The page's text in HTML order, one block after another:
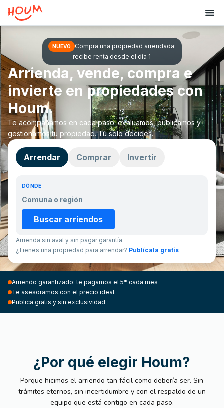
NUEVO
Compra una propiedad arrendada:
recibe renta desde el día 1
Arrienda, vende, compra e
invierte en propiedades con
Houm.
Te acompañamos en cada paso: evaluamos, publicamos y
gestionamos tu propiedad. Tú solo decides.
Arrendar Comprar Invertir
DÓNDE
Buscar arriendos
Arrienda sin aval y sin pagar garantía.
¿Tienes una propiedad para arrendar? Publícala gratis
Arriendo garantizado: te pagamos el 5* cada mes
Te asesoramos con el precio ideal
Publica gratis y sin exclusividad
¿Por qué elegir Houm?
Porque hicimos el arriendo tan fácil como debería ser. Sin
trámites eternos, sin incertidumbre y con el respaldo de un
equipo que está contigo en cada paso.